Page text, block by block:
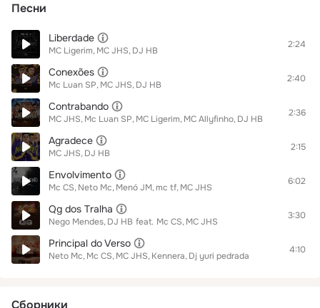
Песни
Liberdade
MC Ligerim MC JHS DJ HB
2:24
Conexões
Mc Luan SP MC JHS DJ HB
2:40
Contrabando
MC JHS Mc Luan SP MC Ligerim MC Allyfinho DJ HB
2:36
Agradece
MC JHS DJ HB
2:15
Envolvimento
Mc CS Neto Mc Menó JM mc tf MC JHS
6:02
Qg dos Tralha
Nego Mendes DJ HB feat. Mc CS MC JHS
3:30
Principal do Verso
Neto Mc Mc CS MC JHS Kennera Dj yuri pedrada
4:10
Сборники